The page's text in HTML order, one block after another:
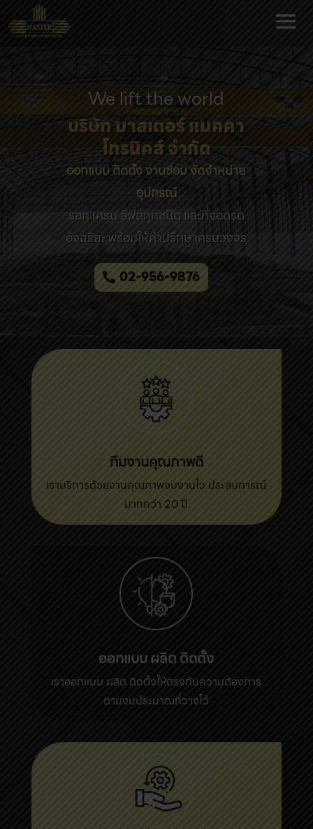
We lift the world
บริษัท มาสเตอร์ แมคคา
โทรนิคส์ จำกัด
ออกแบบ ติดตั้ง งานซ่อม จัดจำหน่าย
อุปกรณ์
รอก เครน ลิฟต์ทุกชนิด และที่จอดรถ
อัจฉริยะ พร้อมให้คำปรึกษาครบวงจร
02-956-9876
ทีมงานคุณภาพดี
เราบริการด้วยงานคุณภาพจบงานไว ประสบการณ์
มากกว่า 20 ปี
ออกแบบ ผลิต ติดตั้ง
เราออกแบบ ผลิต ติดตั้งให้ตรงกับความต้องการ
ตามงบประมาณที่วางไว้